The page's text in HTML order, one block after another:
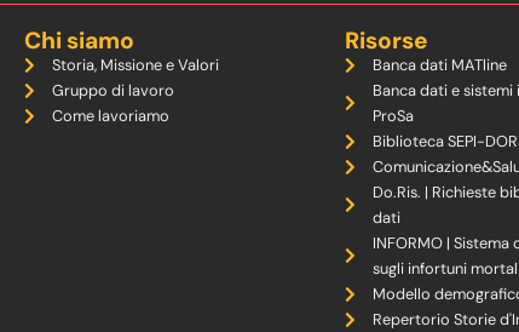
Chi siamo
Storia, Missione e Valori
Gruppo di lavoro
Come lavoriamo
Risorse
Banca dati MATline
Banca dati e
ProSa
Biblioteca SEPI-
Do.Ris. | Richieste
dati
INFORMO | Sistema
sugli infortuni
Modello
Repertorio Storie